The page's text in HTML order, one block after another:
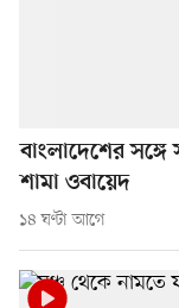
বাংলাদেশের সঙ্গে
শামা ওবায়েদ
১৪ ঘণ্টা আগে